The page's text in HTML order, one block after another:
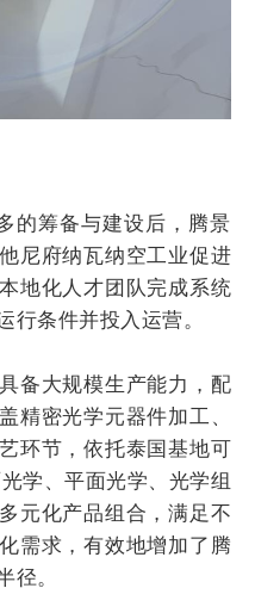
的筹备与建设后，腾景
尼府纳瓦纳空工业促进
地化人才团队完成系统
行条件并投入运营。
备大规模生产能力，配
精密光学元器件加工、
环节，依托泰国基地可
学、平面光学、光学组
元化产品组合，满足不
需求，有效地增加了腾
径。